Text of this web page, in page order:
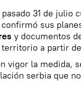
31 de julio
confirmó sus
y documentos
a partir
vigor la medida,
serbia que